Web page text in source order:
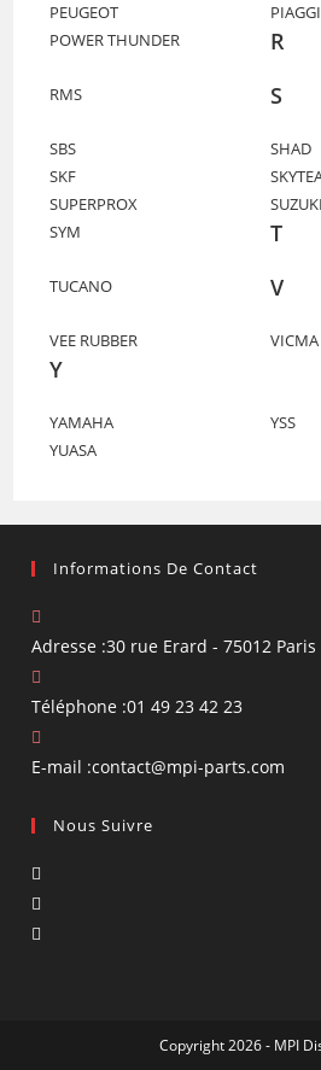
PEUGEOT
POWER THUNDER
R
RMS S
SBS
SHAD
SKF
SUPERPROX
SUZUKI
SYM
T
TUCANO V
VEE RUBBER VICMA
Y
YAMAHA
YSS
YUASA
Informations De Contact
Adresse :30 rue Erard - 75012 Paris
Téléphone :01 49 23 42 23
E-mail :contact@mpi-parts.com
Nous Suivre
Copyright 2026 - MPI